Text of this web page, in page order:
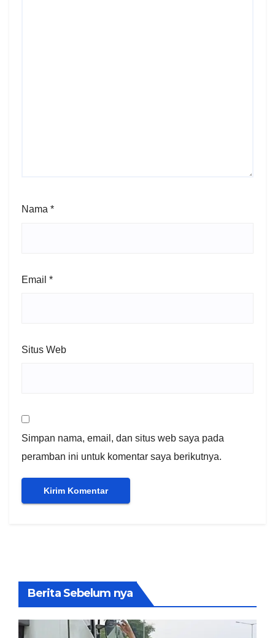
Nama *
Email *
Situs Web
Simpan nama, email, dan situs web saya pada
peramban ini untuk komentar saya berikutnya.
Berita Sebelum nya